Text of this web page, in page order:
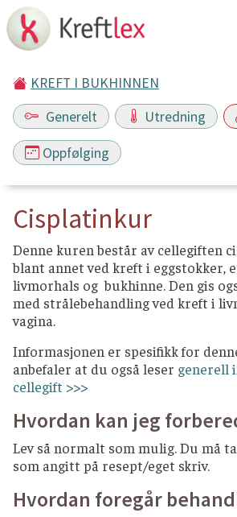
KREFT I BUKHINNEN
Generelt
Utredning
Oppfølging
Cisplatinkur
Denne kuren består av cellegiften
blant annet ved kreft i eggstokker,
livmorhals og bukhinne. Den gis
med strålebehandling ved kreft i
vagina.
Informasjonen er spesifikk for
anbefaler at du også leser generell
cellegift >>>
Hvordan kan jeg
Lev så normalt som mulig. Du må
som angitt på resept/eget skriv.
Hvordan foregår